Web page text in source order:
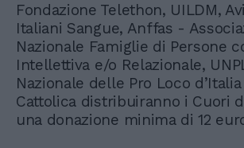
Fondazione Telethon, UILDM,
Italiani Sangue, Anffas -
Nazionale Famiglie di Persone
Intellettiva e/o Relazionale,
Nazionale delle Pro Loco
Cattolica distribuiranno i Cuori
una donazione minima di 12